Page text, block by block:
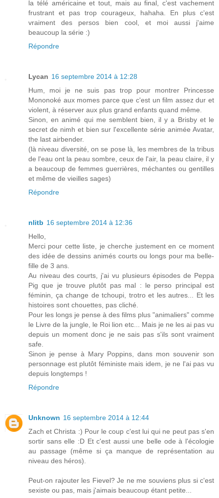
la télé américaine et tout, mais au final, c'est vachement
frustrant et pas trop courageux, hahaha. En plus c'est
vraiment des persos bien cool, et moi aussi j'aime
beaucoup la série :)
Répondre
Lycan 16 septembre 2014 à 12:28
Hum, moi je ne suis pas trop pour montrer Princesse
Mononoké aux momes parce que c'est un film assez dur et
violent, à réserver aux plus grand enfants quand même.
Sinon, en animé qui me semblent bien, il y a Brisby et le
secret de nimh et bien sur l'excellente série animée Avatar,
the last airbender.
(là niveau diversité, on se pose là, les membres de la tribus
de l'eau ont la peau sombre, ceux de l'air, la peau claire, il y
a beaucoup de femmes guerrières, méchantes ou gentilles
et même de vieilles sages)
Répondre
nlitb 16 septembre 2014 à 12:36
Hello,
Merci pour cette liste, je cherche justement en ce moment
des idée de dessins animés courts ou longs pour ma belle-
fille de 3 ans.
Au niveau des courts, j'ai vu plusieurs épisodes de Peppa
Pig que je trouve plutôt pas mal : le perso principal est
féminin, ça change de tchoupi, trotro et les autres... Et les
histoires sont chouettes, pas cliché.
Pour les longs je pense à des films plus "animaliers" comme
le Livre de la jungle, le Roi lion etc... Mais je ne les ai pas vu
depuis un moment donc je ne sais pas s'ils sont vraiment
safe.
Sinon je pense à Mary Poppins, dans mon souvenir son
personnage est plutôt féministe mais idem, je ne l'ai pas vu
depuis longtemps !
Répondre
Unknown 16 septembre 2014 à 12:44
Zach et Christa :) Pour le coup c'est lui qui ne peut pas s'en
sortir sans elle :D Et c'est aussi une belle ode à l'écologie
au passage (même si ça manque de représentation au
niveau des héros).
Peut-on rajouter les Fievel? Je ne me souviens plus si c'est
sexiste ou pas, mais j'aimais beaucoup étant petite...